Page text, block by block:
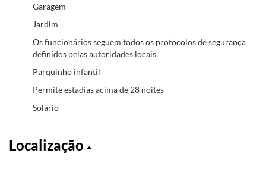
Garagem
Jardim
Os funcionários seguem todos os protocolos de segurança
definidos pelas autoridades locais
Parquinho infantil
Permite estadias acima de 28 noites
Solário
Localização